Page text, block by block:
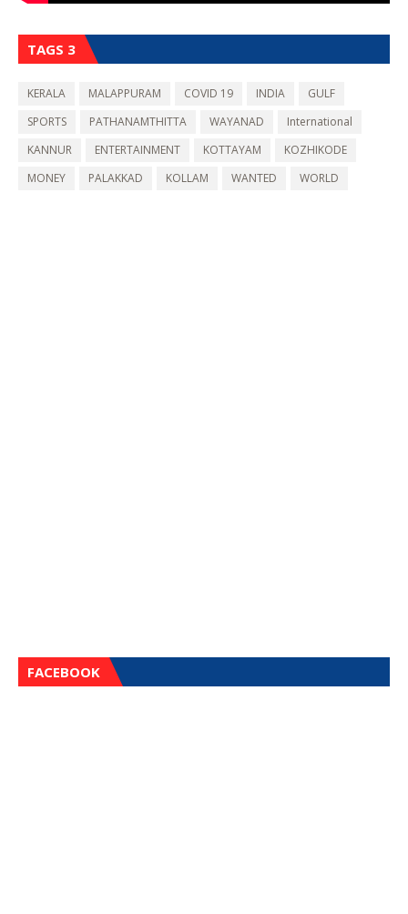
TAGS 3
KERALA MALAPPURAM COVID 19 INDIA
GULF
SPORTS
PATHANAMTHITTA WAYANAD
International
KANNUR
ENTERTAINMENT KOTTAYAM
KOZHIKODE
MONEY
PALAKKAD KOLLAM WANTED WORLD
FACEBOOK